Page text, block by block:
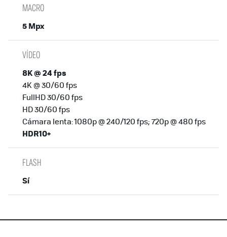
MACRO
5 Mpx
VÍDEO
8K @ 24 fps
4K @ 30/60 fps
FullHD 30/60 fps
HD 30/60 fps
Cámara lenta: 1080p @ 240/120 fps; 720p @ 480 fps
HDR10+
FLASH
Sí